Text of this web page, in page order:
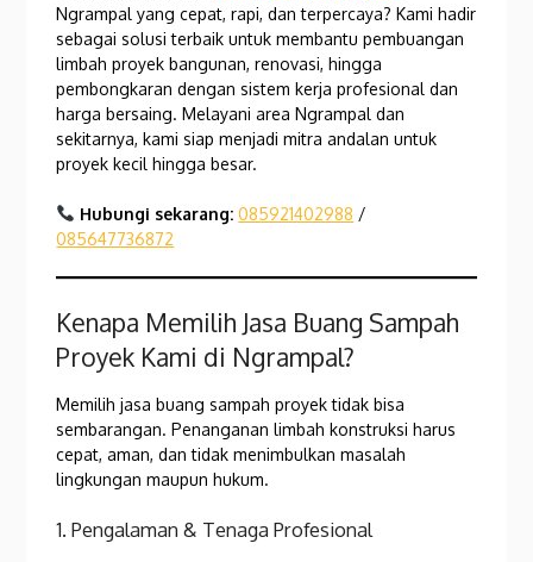
Ngrampal yang cepat, rapi, dan terpercaya? Kami hadir
sebagai solusi terbaik untuk membantu pembuangan
limbah proyek bangunan, renovasi, hingga
pembongkaran dengan sistem kerja profesional dan
harga bersaing. Melayani area Ngrampal dan
sekitarnya, kami siap menjadi mitra andalan untuk
proyek kecil hingga besar.
Hubungi sekarang: 085921402988 /
085647736872
Kenapa Memilih Jasa Buang Sampah
Proyek Kami di Ngrampal?
Memilih jasa buang sampah proyek tidak bisa
sembarangan. Penanganan limbah konstruksi harus
cepat, aman, dan tidak menimbulkan masalah
lingkungan maupun hukum.
1. Pengalaman & Tenaga Profesional